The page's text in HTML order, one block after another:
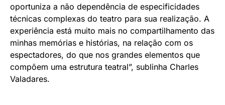
oportuniza a não dependência de especificidades
técnicas complexas do teatro para sua realização. A
experiência está muito mais no compartilhamento das
minhas memórias e histórias, na relação com os
espectadores, do que nos grandes elementos que
compõem uma estrutura teatral”, sublinha Charles
Valadares.